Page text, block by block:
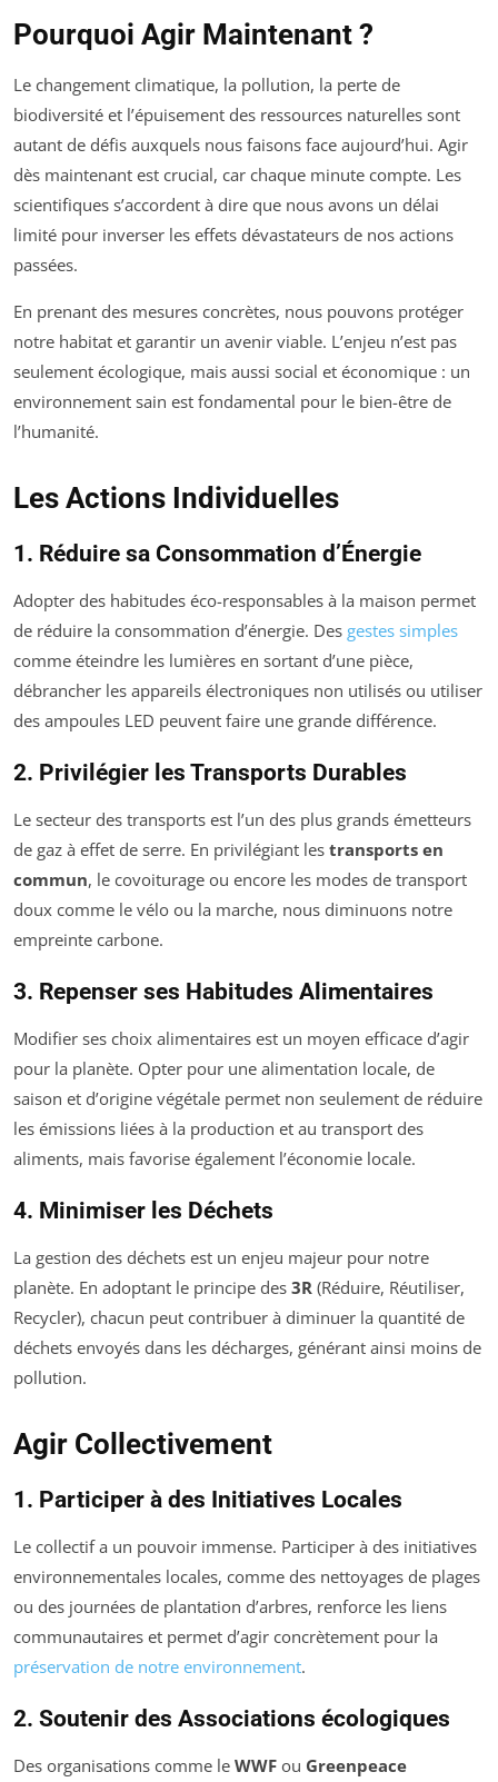
Pourquoi Agir Maintenant ?
Le changement climatique, la pollution, la perte de
biodiversité et l’épuisement des ressources naturelles sont
autant de défis auxquels nous faisons face aujourd’hui. Agir
dès maintenant est crucial, car chaque minute compte. Les
scientifiques s’accordent à dire que nous avons un délai
limité pour inverser les effets dévastateurs de nos actions
passées.
En prenant des mesures concrètes, nous pouvons protéger
notre habitat et garantir un avenir viable. L’enjeu n’est pas
seulement écologique, mais aussi social et économique : un
environnement sain est fondamental pour le bien-être de
l’humanité.
Les Actions Individuelles
1. Réduire sa Consommation d’Énergie
Adopter des habitudes éco-responsables à la maison permet
de réduire la consommation d’énergie. Des gestes simples
comme éteindre les lumières en sortant d’une pièce,
débrancher les appareils électroniques non utilisés ou utiliser
des ampoules LED peuvent faire une grande différence.
2. Privilégier les Transports Durables
Le secteur des transports est l’un des plus grands émetteurs
de gaz à effet de serre. En privilégiant les transports en
commun, le covoiturage ou encore les modes de transport
doux comme le vélo ou la marche, nous diminuons notre
empreinte carbone.
3. Repenser ses Habitudes Alimentaires
Modifier ses choix alimentaires est un moyen efficace d’agir
pour la planète. Opter pour une alimentation locale, de
saison et d’origine végétale permet non seulement de réduire
les émissions liées à la production et au transport des
aliments, mais favorise également l’économie locale.
4. Minimiser les Déchets
La gestion des déchets est un enjeu majeur pour notre
planète. En adoptant le principe des 3R (Réduire, Réutiliser,
Recycler), chacun peut contribuer à diminuer la quantité de
déchets envoyés dans les décharges, générant ainsi moins de
pollution.
Agir Collectivement
1. Participer à des Initiatives Locales
Le collectif a un pouvoir immense. Participer à des initiatives
environnementales locales, comme des nettoyages de plages
ou des journées de plantation d’arbres, renforce les liens
communautaires et permet d’agir concrètement pour la
préservation de notre environnement.
2. Soutenir des Associations écologiques
Des organisations comme le WWF ou Greenpeace